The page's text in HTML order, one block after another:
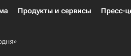
Продукты и сервисы Пресс-